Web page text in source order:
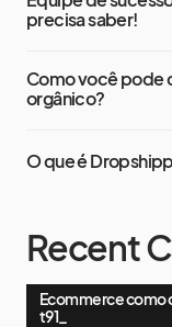
precisa saber!
Como você pode
orgânico?
O que é
Recent
Ecommerce como
t91_